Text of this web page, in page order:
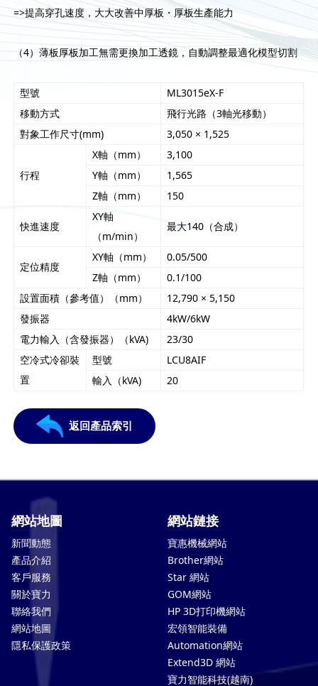
=>提高穿孔速度，大大改善中厚板・厚板生產能力
（4）薄板厚板加工無需更換加工透鏡，自動調整最適化模型切割
型號
ML3015eX-F
移動方式
飛行光路（3軸光移動）
對象工作尺寸(mm)
3,050 × 1,525
行程
X軸（mm）
3,100
Y軸（mm）
1,565
Z軸（mm）
150
快進速度
XY軸
（m/min）
最大140（合成）
定位精度
XY軸（mm）
0.05/500
Z軸（mm）
0.1/100
設置面積（參考值）（mm）
12,790 × 5,150
發振器
4kW/6kW
電力輸入（含發振器）（kVA)
23/30
空冷式冷卻裝
置
型號
LCU8AIF
輸入（kVA)
20
返回產品索引
網站地圖
新聞動態
產品介紹
客戶服務
關於寶力
聯絡我們
網站地圖
隱私保護政策
網站鏈接
寶惠機械網站
Brother網站
Star 網站
GOM網站
HP 3D打印機網站
宏領智能裝備
Automation網站
Extend3D 網站
寶力智能科技(越南)